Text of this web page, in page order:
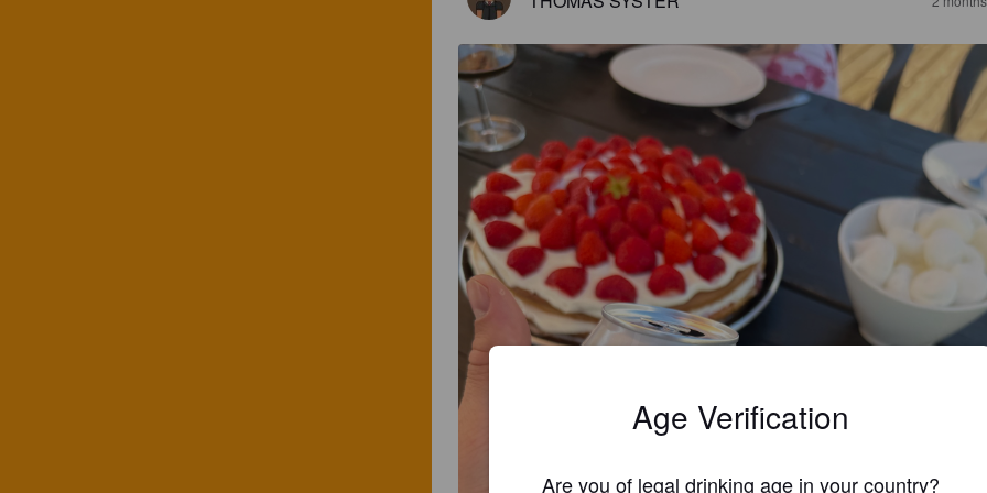
Age Verification
Are you of legal drinking age in your country?